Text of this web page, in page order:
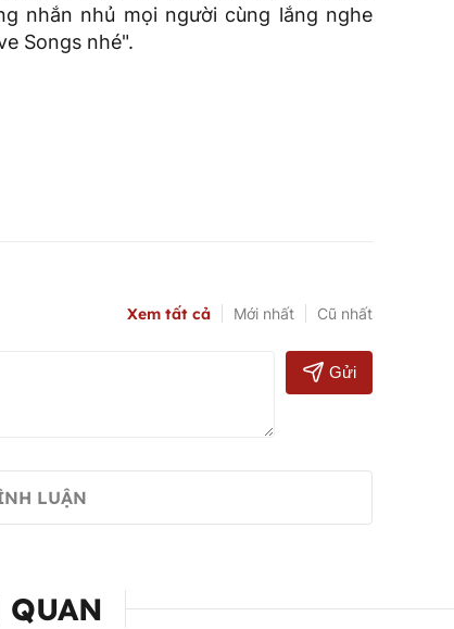
nhắn nhủ mọi người cùng lắng nghe
Songs nhé".
Xem tất cả Mới nhất Cũ nhất
Gửi
LUẬN